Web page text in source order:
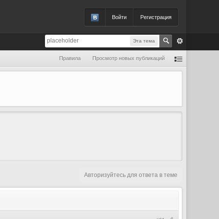
Войти Регистрация
Эта тема
Правила Просмотр новых публикаций
Авторизуйтесь для ответа в теме